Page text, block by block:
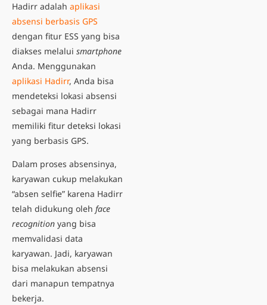
Hadirr adalah aplikasi
absensi berbasis GPS
dengan fitur ESS yang bisa
diakses melalui smartphone
Anda. Menggunakan
aplikasi Hadirr, Anda bisa
mendeteksi lokasi absensi
sebagai mana Hadirr
memiliki fitur deteksi lokasi
yang berbasis GPS.
Dalam proses absensinya,
karyawan cukup melakukan
“absen selfie” karena Hadirr
telah didukung oleh face
recognition yang bisa
memvalidasi data
karyawan. Jadi, karyawan
bisa melakukan absensi
dari manapun tempatnya
bekerja.